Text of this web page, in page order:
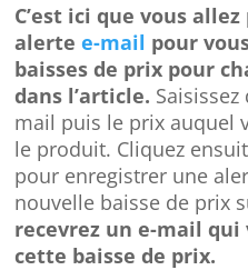
C’est ici que vous
alertee-mail pour
baisses de prix pour
dans l’article. Saisissez
mail puis le prix auquel
le produit. Cliquez
pour enregistrer une
nouvelle baisse de prix
recevrez un e-mail
cette baisse de prix.